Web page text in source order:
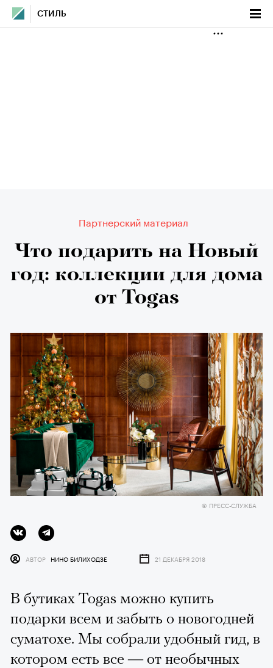
СТИЛЬ
Партнерский материал
Что подарить на Новый
год: коллекции для дома
от Togas
© ПРЕСС-СЛУЖБА
АВТОР НИНО БИЛИХОДЗЕ 21 ДЕКАБРЯ 2018
В бутиках Togas можно купить
подарки всем и забыть о новогодней
суматохе. Мы собрали удобный гид, в
котором есть все — от необычных